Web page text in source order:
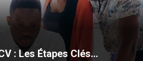
: Les Étapes Clés…